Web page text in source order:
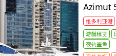
Azimut
维多利亚港
游艇租赁
夜钓墨鱼